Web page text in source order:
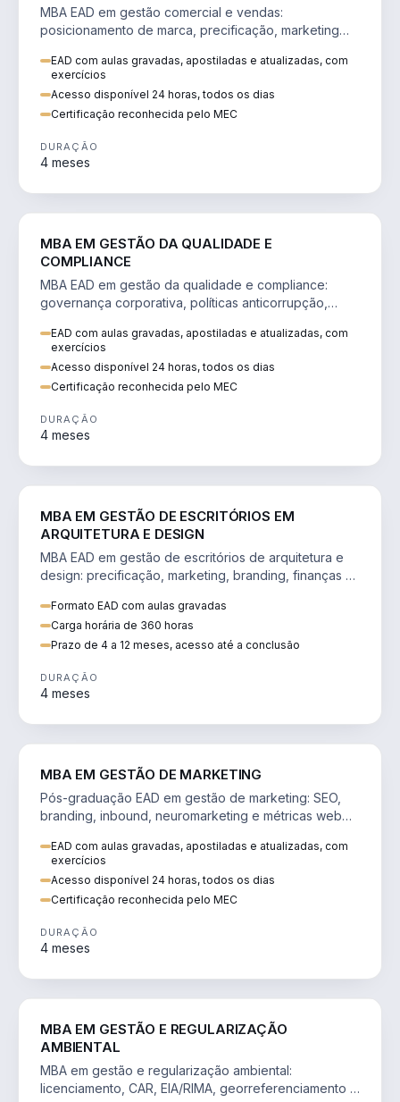
MBA EAD em gestão comercial e vendas:
posicionamento de marca, precificação, marketing
EAD com aulas gravadas, apostiladas e atualizadas, com
exercícios
Acesso disponível 24 horas, todos os dias
Certificação reconhecida pelo MEC
DURAÇÃO
4 meses
MBA EM GESTÃO DA QUALIDADE E
COMPLIANCE
MBA EAD em gestão da qualidade e compliance:
governança corporativa, políticas anticorrupção,
EAD com aulas gravadas, apostiladas e atualizadas, com
exercícios
Acesso disponível 24 horas, todos os dias
Certificação reconhecida pelo MEC
DURAÇÃO
4 meses
MBA EM GESTÃO DE ESCRITÓRIOS EM
ARQUITETURA E DESIGN
MBA EAD em gestão de escritórios de arquitetura e
design: precificação, marketing, branding, finanças e
Formato EAD com aulas gravadas
Carga horária de 360 horas
Prazo de 4 a 12 meses, acesso até a conclusão
DURAÇÃO
4 meses
MBA EM GESTÃO DE MARKETING
Pós-graduação EAD em gestão de marketing: SEO,
branding, inbound, neuromarketing e métricas web
EAD com aulas gravadas, apostiladas e atualizadas, com
exercícios
Acesso disponível 24 horas, todos os dias
Certificação reconhecida pelo MEC
DURAÇÃO
4 meses
MBA EM GESTÃO E REGULARIZAÇÃO
AMBIENTAL
MBA em gestão e regularização ambiental:
licenciamento, CAR, EIA/RIMA, georreferenciamento e